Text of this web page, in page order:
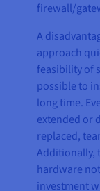
firewall/
A
approach
feasibility of
possible to
long time.
extended or
replaced,
Additionally,
hardware
investment